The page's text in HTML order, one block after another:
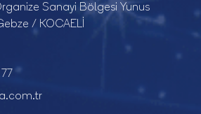
Sanayi Bölgesi Yunus
/ KOCAELİ